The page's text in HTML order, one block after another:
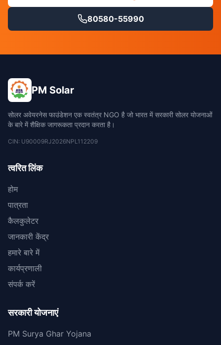
80580-55990
PM Solar
सोलर अवेयरनेस फाउंडेशन एक स्वतंत्र NGO है जो भारत में सरकारी सोलर योजनाओं
के बारे में शैक्षिक जागरूकता प्रदान करता है।
CIN: U90009RJ2026NPL112209
त्वरित लिंक
होम
पात्रता
कैलकुलेटर
जानकारी केंद्र
हमारे बारे में
कार्यप्रणाली
संपर्क करें
सरकारी योजनाएं
PM Surya Ghar Yojana